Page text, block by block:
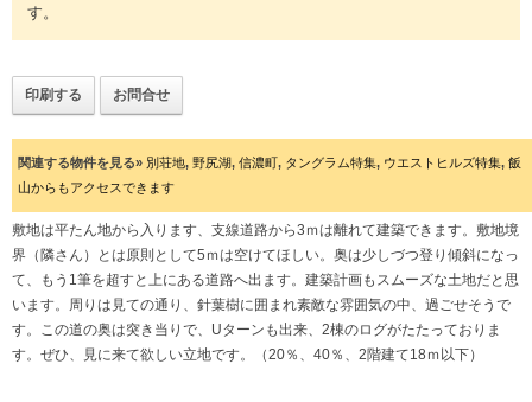
す。
印刷する お問合せ
関連する物件を見る» 別荘地, 野尻湖, 信濃町, タングラム特集, ウエストヒルズ特集, 飯
山からもアクセスできます
敷地は平たん地から入ります、支線道路から3ｍは離れて建築できます。敷地境
界（隣さん）とは原則として5ｍは空けてほしい。奥は少しづつ登り傾斜になっ
て、もう1筆を超すと上にある道路へ出ます。建築計画もスムーズな土地だと思
います。周りは見ての通り、針葉樹に囲まれ素敵な雰囲気の中、過ごせそうで
す。この道の奥は突き当りで、Uターンも出来、2棟のログがたたっておりま
す。ぜひ、見に来て欲しい立地です。（20％、40％、2階建て18ｍ以下）